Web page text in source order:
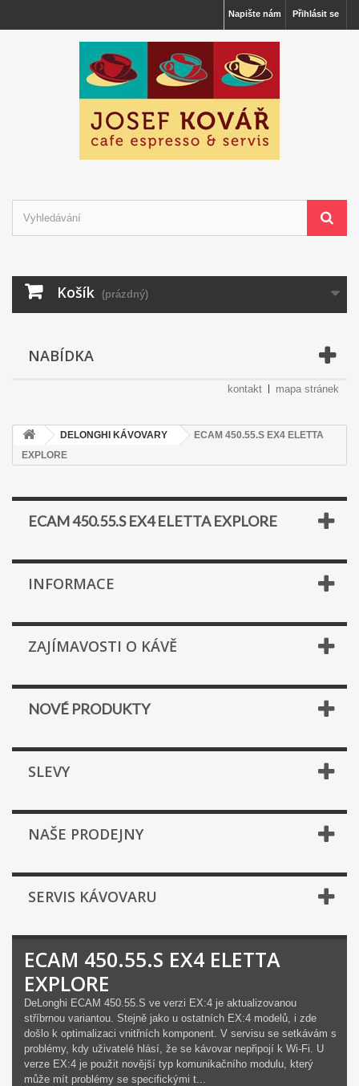
Přihlásit se
Napište nám
Košík (prázdný)
NABÍDKA
kontakt mapa stránek
DELONGHI KÁVOVARY
ECAM 450.55.S EX4 ELETTA
EXPLORE
ECAM 450.55.S EX4 ELETTA EXPLORE
INFORMACE
ZAJÍMAVOSTI O KÁVĚ
NOVÉ PRODUKTY
SLEVY
NAŠE PRODEJNY
SERVIS KÁVOVARU
ECAM 450.55.S EX4 ELETTA
EXPLORE
DeLonghi ECAM 450.55.S ve verzi EX:4 je aktualizovanou
stříbrnou variantou. Stejně jako u ostatních EX:4 modelů, i zde
došlo k optimalizaci vnitřních komponent. V servisu se setkávám s
problémy, kdy uživatelé hlásí, že se kávovar nepřipojí k Wi-Fi. U
verze EX:4 je použit novější typ komunikačního modulu, který
může mít problémy se specifickými t...